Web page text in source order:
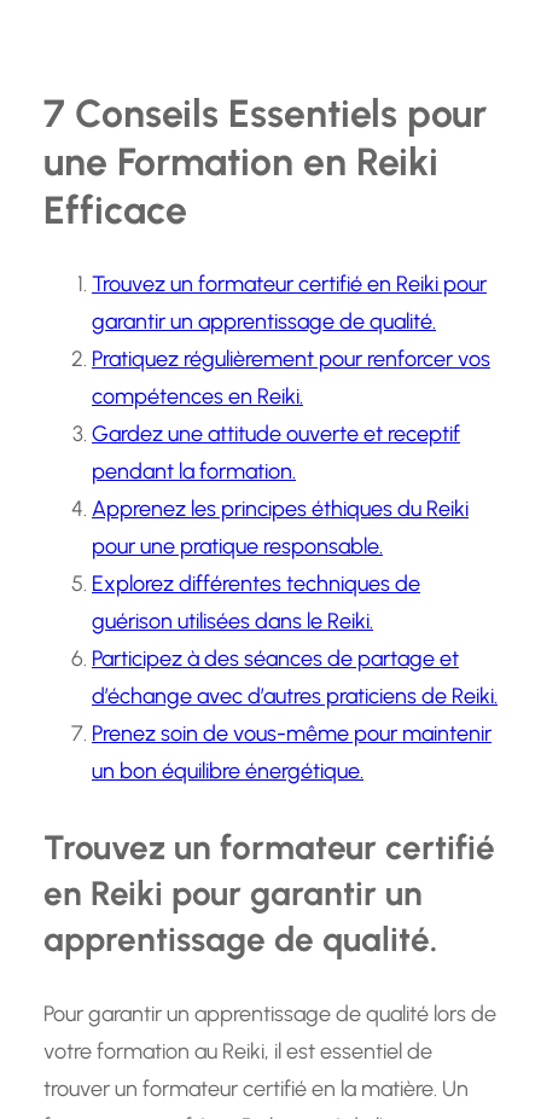
7 Conseils Essentiels pour
une Formation en Reiki
Efficace
Trouvez un formateur certifié en Reiki pour
garantir un apprentissage de qualité.
Pratiquez régulièrement pour renforcer vos
compétences en Reiki.
Gardez une attitude ouverte et receptif
pendant la formation.
Apprenez les principes éthiques du Reiki
pour une pratique responsable.
Explorez différentes techniques de
guérison utilisées dans le Reiki.
Participez à des séances de partage et
d’échange avec d’autres praticiens de Reiki.
Prenez soin de vous-même pour maintenir
un bon équilibre énergétique.
Trouvez un formateur certifié
en Reiki pour garantir un
apprentissage de qualité.
Pour garantir un apprentissage de qualité lors de
votre formation au Reiki, il est essentiel de
trouver un formateur certifié en la matière. Un